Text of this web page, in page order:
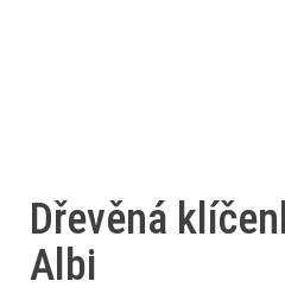
Dřevěná
Albi